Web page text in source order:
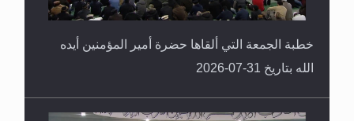
خطبة الجمعة التي ألقاها حضرة أمير المؤمنين أيده
الله بتاريخ 31-07-2026